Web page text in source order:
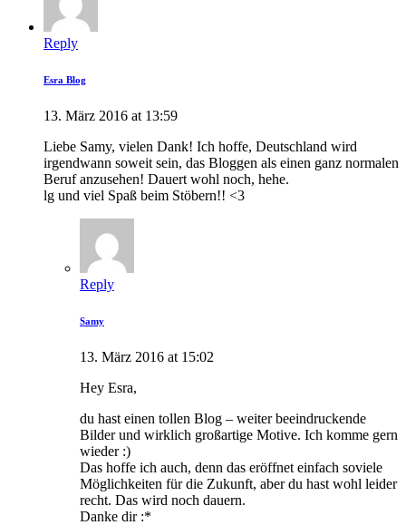
Reply
Esra Blog
13. März 2016 at 13:59
Liebe Samy, vielen Dank! Ich hoffe, Deutschland wird
irgendwann soweit sein, das Bloggen als einen ganz normalen
Beruf anzusehen! Dauert wohl noch, hehe.
lg und viel Spaß beim Stöbern!! <3
Reply
Samy
13. März 2016 at 15:02
Hey Esra,
du hast einen tollen Blog – weiter beeindruckende
Bilder und wirklich großartige Motive. Ich komme gern
wieder :)
Das hoffe ich auch, denn das eröffnet einfach soviele
Möglichkeiten für die Zukunft, aber du hast wohl leider
recht. Das wird noch dauern.
Danke dir :*